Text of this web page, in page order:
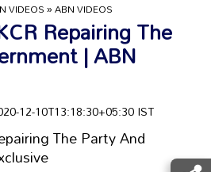
VIDEOS»ABN VIDEOS
Repairing The
| ABN
12-10T13:18:30+05:30 IST
The Party And